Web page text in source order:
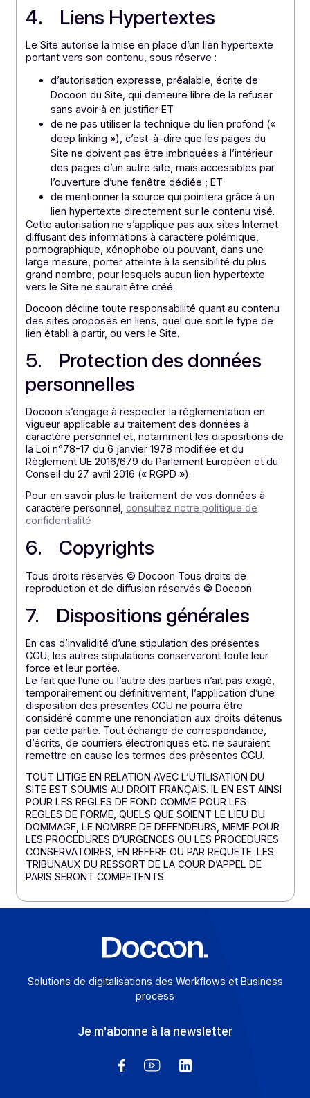
l’utilisation sur Site et/ou d’un dommage résultant de
l’utilisation du Site ou des information sur le Site par
responsabilité ne pourrait être supérieure à 100€ tout
dommage confondu.
L’Utilisateur s’engage à ne pas contourner, modifier,
décompiler, désactiver ou d’une toute autre façon,
interférer avec les systèmes de sécurité du Site ou
avec les fonctionnalités qui en empêchent ou en
restreignent l’utilisation.
L’Utilisateur accepte et s’engage à se conformer aux
lois locales, nationales et internationales lors de tout
accès au Site.
4. Liens Hypertextes
Le Site autorise la mise en place d’un lien hypertexte
portant vers son contenu, sous réserve :
Docoon du Site, qui demeure libre de la refuser
sans avoir à en justifier ET
deep linking »), c’est-à-dire que les pages du
Site ne doivent pas être imbriquées à l’intérieur
des pages d’un autre site, mais accessibles par
l’ouverture d’une fenêtre dédiée ; ET
de mentionner la source qui pointera grâce à un
lien hypertexte directement sur le contenu visé.
Cette autorisation ne s’applique pas aux sites Internet
diffusant des informations à caractère polémique,
large mesure, porter atteinte à la sensibilité du plus
grand nombre, pour lesquels aucun lien hypertexte
vers le Site ne saurait être créé.
Docoon décline toute responsabilité quant au contenu
lien établi à partir, ou vers le Site.
5. Protection des données
personnelles
Docoon s’engage à respecter la réglementation en
vigueur applicable au traitement des données à
caractère personnel et, notamment les dispositions
la Loi n°78-17 du 6 janvier 1978 modifiée et du
Règlement UE 2016/679 du Parlement Européen et du
Conseil du 27 avril 2016 (« RGPD »).
Pour en savoir plus le traitement de vos données à
caractère personnel,consultez notre politique de
confidentialité
6. Copyrights
Tous droits réservés © Docoon Tous droits de
reproduction et de diffusion réservés © Docoon.
CGU, les autres stipulations conserveront toute leur
force et leur portée.
temporairement ou définitivement, l’application d’une
disposition des présentes CGU ne pourra être
considéré comme une renonciation aux droits
d’écrits, de courriers électroniques etc. ne sauraient
TOUT LITIGE EN RELATION AVEC L’UTILISATION DU